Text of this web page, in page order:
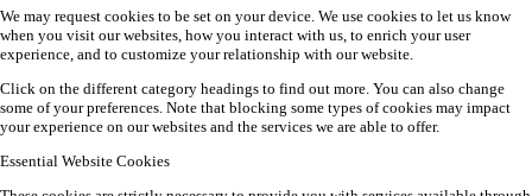
We may request cookies to be set on your device. We use cookies to let us know
when you visit our websites, how you interact with us, to enrich your user
experience, and to customize your relationship with our website.
Click on the different category headings to find out more. You can also change
some of your preferences. Note that blocking some types of cookies may impact
your experience on our websites and the services we are able to offer.
Essential Website Cookies